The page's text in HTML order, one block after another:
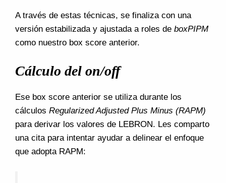
A través de estas técnicas, se finaliza con una
versión estabilizada y ajustada a roles de boxPIPM
como nuestro box score anterior.
Cálculo del on/off
Ese box score anterior se utiliza durante los
cálculos Regularized Adjusted Plus Minus (RAPM)
para derivar los valores de LEBRON. Les comparto
una cita para intentar ayudar a delinear el enfoque
que adopta RAPM: